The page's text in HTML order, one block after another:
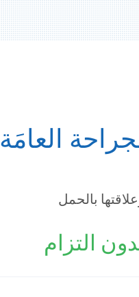
العامَة
بالحمل
التزام